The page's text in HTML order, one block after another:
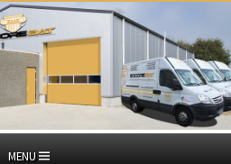
MENU